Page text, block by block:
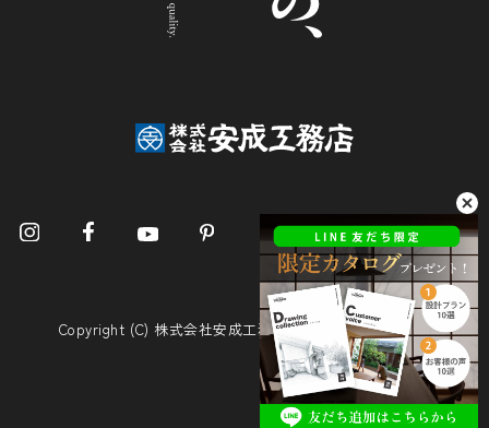
Copyright (C) 株式会社安成工務店. All Rights Reserved.